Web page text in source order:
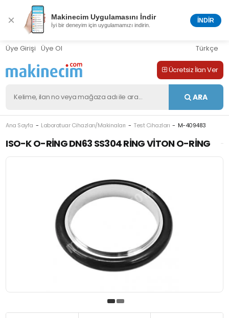
× Makinecim Uygulamasını İndir
İyi bir deneyim için uygulamamızı indirin.
İNDİR
Üye Girişi Üye Ol Türkçe
Ücretsiz İlan Ver
ARA
Ana Sayfa Laboratuar Cihazları/Makinaları Test Cihazları M-409483
ISO-K O-RING DN63 SS304 RING VITON O-RING